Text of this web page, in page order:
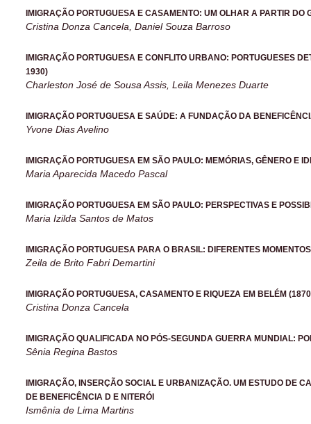
IMIGRAÇÃO PORTUGUESA E CASAMENTO: UM OLHAR A PARTIR
Cristina Donza Cancela, Daniel Souza Barroso
IMIGRAÇÃO PORTUGUESA E CONFLITO URBANO: PORTUGUESES
1930)
Charleston José de Sousa Assis, Leila Menezes Duarte
IMIGRAÇÃO PORTUGUESA E SAÚDE: A FUNDAÇÃO DA
Yvone Dias Avelino
IMIGRAÇÃO PORTUGUESA EM SÃO PAULO: MEMÓRIAS, GÊNERO E
Maria Aparecida Macedo Pascal
IMIGRAÇÃO PORTUGUESA EM SÃO PAULO: PERSPECTIVAS E
Maria Izilda Santos de Matos
IMIGRAÇÃO PORTUGUESA PARA O BRASIL: DIFERENTES
Zeila de Brito Fabri Demartini
IMIGRAÇÃO PORTUGUESA, CASAMENTO E RIQUEZA EM BELÉM
Cristina Donza Cancela
IMIGRAÇÃO QUALIFICADA NO PÓS-SEGUNDA GUERRA MUNDIAL:
Sênia Regina Bastos
IMIGRAÇÃO, INSERÇÃO SOCIAL E URBANIZAÇÃO. UM ESTUDO DE
DE BENEFICÊNCIA D E NITERÓI
Ismênia de Lima Martins